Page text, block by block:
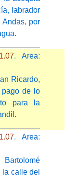
labrador
por
. Area:
Ricardo,
pago de lo
para la
. Area:
calle del